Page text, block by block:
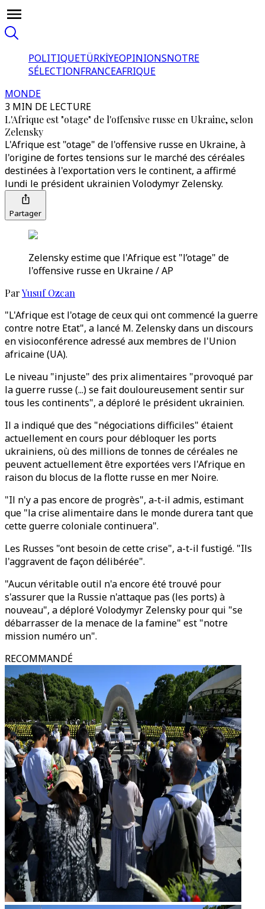
POLITIQUETÜRKİYEOPINIONSNOTRE
SÉLECTIONFRANCEAFRIQUE
MONDE
3 MIN DE LECTURE
L'Afrique est "otage" de l'offensive russe en Ukraine, selon
Zelensky
L'Afrique est "otage" de l'offensive russe en Ukraine, à
l'origine de fortes tensions sur le marché des céréales
destinées à l'exportation vers le continent, a affirmé
lundi le président ukrainien Volodymyr Zelensky.
Partager
Zelensky estime que l'Afrique est "l’otage" de
l'offensive russe en Ukraine / AP
ParYusuf Ozcan
"L'Afrique est l'otage de ceux qui ont commencé la guerre
contre notre Etat", a lancé M. Zelensky dans un discours
en visioconférence adressé aux membres de l'Union
africaine (UA).
Le niveau "injuste" des prix alimentaires "provoqué par
la guerre russe (...) se fait douloureusement sentir sur
tous les continents", a déploré le président ukrainien.
Il a indiqué que des "négociations difficiles" étaient
actuellement en cours pour débloquer les ports
ukrainiens, où des millions de tonnes de céréales ne
peuvent actuellement être exportées vers l'Afrique en
raison du blocus de la flotte russe en mer Noire.
"Il n'y a pas encore de progrès", a-t-il admis, estimant
que "la crise alimentaire dans le monde durera tant que
cette guerre coloniale continuera".
Les Russes "ont besoin de cette crise", a-t-il fustigé. "Ils
l'aggravent de façon délibérée".
"Aucun véritable outil n'a encore été trouvé pour
s'assurer que la Russie n'attaque pas (les ports) à
nouveau", a déploré Volodymyr Zelensky pour qui "se
débarrasser de la menace de la famine" est "notre
mission numéro un".
RECOMMANDÉ